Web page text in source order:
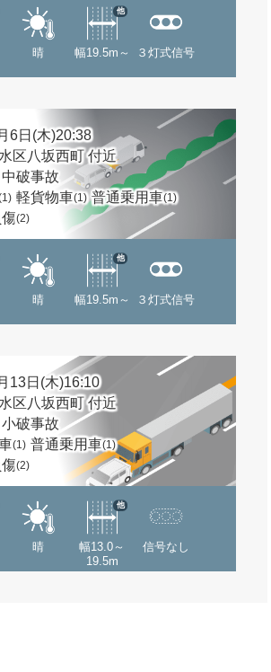
晴 幅19.5m～
他
３灯式信号
6日(木)20:38
区八坂西町 付近
破事故
軽貨物車(1) 普通乗用車(1)
(2)
晴 幅19.5m～
他
３灯式信号
13日(木)16:10
区八坂西町 付近
破事故
(1) 普通乗用車(1)
(2)
晴
幅13.0～
19.5m
他
信号なし